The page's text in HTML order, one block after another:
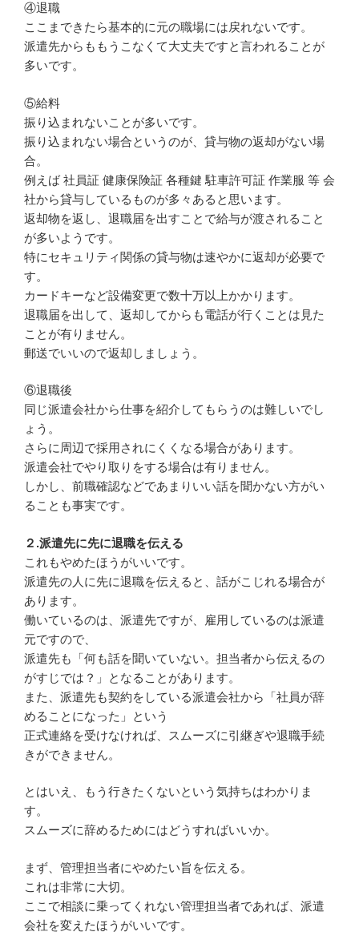
④退職
ここまできたら基本的に元の職場には戻れないです。
派遣先からももうこなくて大丈夫ですと言われることが
多いです。
⑤給料
振り込まれないことが多いです。
振り込まれない場合というのが、貸与物の返却がない場
合。
例えば 社員証 健康保険証 各種鍵 駐車許可証 作業服 等 会
社から貸与しているものが多々あると思います。
返却物を返し、退職届を出すことで給与が渡されること
が多いようです。
特にセキュリティ関係の貸与物は速やかに返却が必要で
す。
カードキーなど設備変更で数十万以上かかります。
退職届を出して、返却してからも電話が行くことは見た
ことが有りません。
郵送でいいので返却しましょう。
⑥退職後
同じ派遣会社から仕事を紹介してもらうのは難しいでし
ょう。
さらに周辺で採用されにくくなる場合があります。
派遣会社でやり取りをする場合は有りません。
しかし、前職確認などであまりいい話を聞かない方がい
ることも事実です。
２.派遣先に先に退職を伝える
これもやめたほうがいいです。
派遣先の人に先に退職を伝えると、話がこじれる場合が
あります。
働いているのは、派遣先ですが、雇用しているのは派遣
元ですので、
派遣先も「何も話を聞いていない。担当者から伝えるの
がすじでは？」となることがあります。
また、派遣先も契約をしている派遣会社から「社員が辞
めることになった」という
正式連絡を受けなければ、スムーズに引継ぎや退職手続
きができません。
とはいえ、もう行きたくないという気持ちはわかりま
す。
スムーズに辞めるためにはどうすればいいか。
まず、管理担当者にやめたい旨を伝える。
これは非常に大切。
ここで相談に乗ってくれない管理担当者であれば、派遣
会社を変えたほうがいいです。